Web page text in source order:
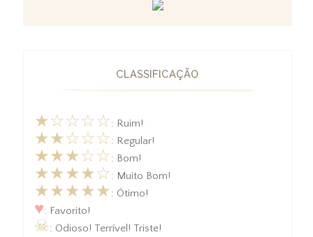
CLASSIFICAÇÃO
★☆☆☆☆: Ruim!
★★☆☆☆: Regular!
★★★☆☆: Bom!
★★★★☆: Muito Bom!
★★★★★: Ótimo!
♥: Favorito!
☠: Odioso! Terrível! Triste!